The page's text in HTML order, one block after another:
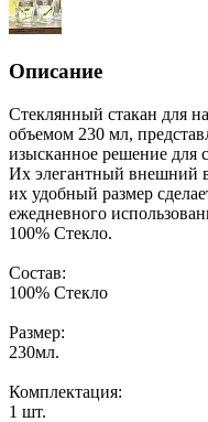
Описание
Стеклянный стакан для
объемом 230 мл,
изысканное решение для
Их элегантный внешний
их удобный размер
ежедневного
100% Стекло.
Состав:
100% Стекло
Размер:
230мл.
Комплектация:
1 шт.